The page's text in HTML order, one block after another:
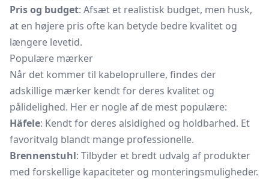
Pris og budget: Afsæt et realistisk budget, men husk,
at en højere pris ofte kan betyde bedre kvalitet og
længere levetid.
Populære mærker
Når det kommer til kabeloprullere, findes der
adskillige mærker kendt for deres kvalitet og
pålidelighed. Her er nogle af de mest populære:
Häfele: Kendt for deres alsidighed og holdbarhed. Et
favoritvalg blandt mange professionelle.
Brennenstuhl: Tilbyder et bredt udvalg af produkter
med forskellige kapaciteter og monteringsmuligheder.